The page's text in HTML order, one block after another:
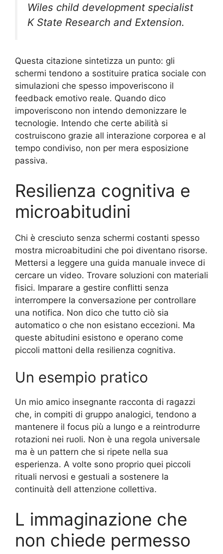
Wiles child development specialist
K State Research and Extension.
Questa citazione sintetizza un punto: gli
schermi tendono a sostituire pratica sociale con
simulazioni che spesso impoveriscono il
feedback emotivo reale. Quando dico
impoveriscono non intendo demonizzare le
tecnologie. Intendo che certe abilità si
costruiscono grazie all interazione corporea e al
tempo condiviso, non per mera esposizione
passiva.
Resilienza cognitiva e
microabitudini
Chi è cresciuto senza schermi costanti spesso
mostra microabitudini che poi diventano risorse.
Mettersi a leggere una guida manuale invece di
cercare un video. Trovare soluzioni con materiali
fisici. Imparare a gestire conflitti senza
interrompere la conversazione per controllare
una notifica. Non dico che tutto ciò sia
automatico o che non esistano eccezioni. Ma
queste abitudini esistono e operano come
piccoli mattoni della resilienza cognitiva.
Un esempio pratico
Un mio amico insegnante racconta di ragazzi
che, in compiti di gruppo analogici, tendono a
mantenere il focus più a lungo e a reintrodurre
rotazioni nei ruoli. Non è una regola universale
ma è un pattern che si ripete nella sua
esperienza. A volte sono proprio quei piccoli
rituali nervosi e gestuali a sostenere la
continuità dell attenzione collettiva.
L immaginazione che
non chiede permesso